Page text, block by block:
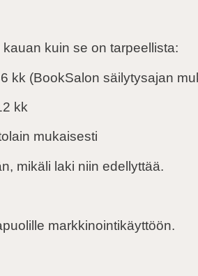
kuin se on tarpeellista:
kk (BookSalon säilytysajan
kk
mukaisesti
mikäli laki niin edellyttää.
markkinointikäyttöön.